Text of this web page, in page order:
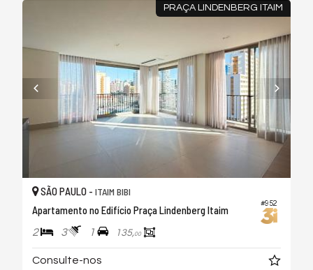
PRAÇA LINDENBERG ITAIM
#952
SÃO PAULO - ITAIM BIBI
Apartamento no Edifício Praça Lindenberg Itaim
2 3 1 135,00
Consulte-nos